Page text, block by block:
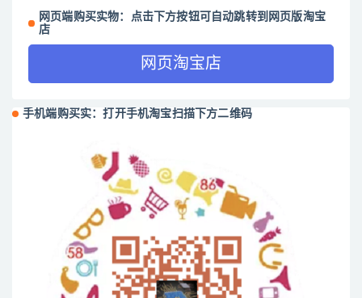
网页端购买实物：点击下方按钮可自动跳转到网页版淘宝
店
网页淘宝店
手机端购买实：打开手机淘宝扫描下方二维码